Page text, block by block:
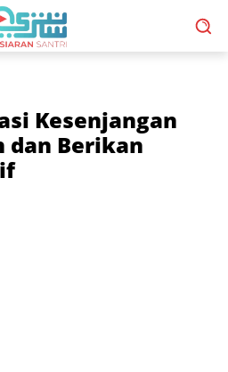
Kesenjangan
dan Berikan